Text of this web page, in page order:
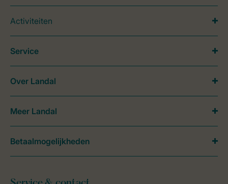
Activiteiten
Service
Over Landal
Meer Landal
Betaalmogelijkheden